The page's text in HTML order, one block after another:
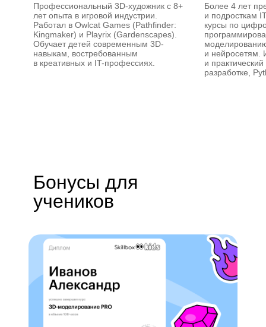
Профессиональный 3D-художник с 8+
лет опыта в игровой индустрии.
Работал в Owlcat Games (Pathfinder:
Kingmaker) и Playrix (Gardenscapes).
Обучает детей современным 3D-
навыкам, востребованным
в креативных и IT-профессиях.
Более 4 лет
и подросткам
курсы по
и нейросетям.
и
разработке,
Бонусы для
учеников